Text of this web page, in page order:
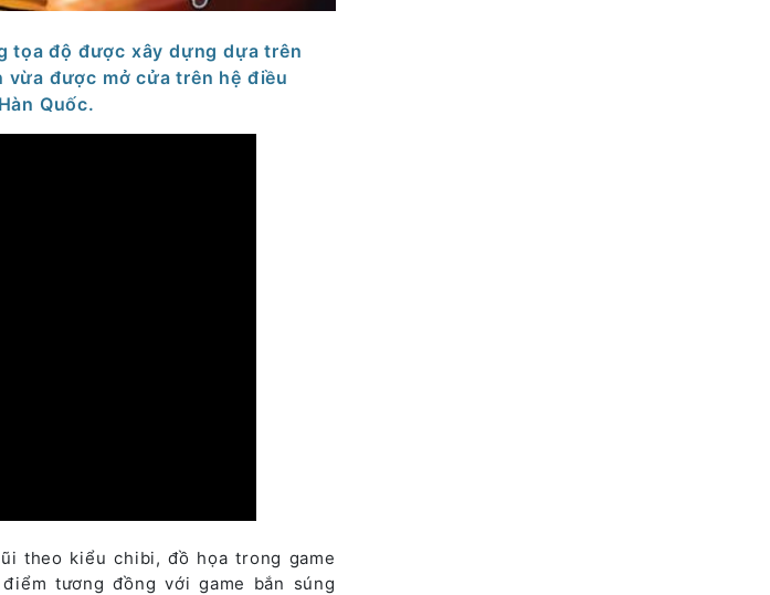
tọa độ được xây dựng dựa trên
vừa được mở cửa trên hệ điều
Quốc.
theo kiểu chibi, đồ họa trong game
tương đồng với game bắn súng